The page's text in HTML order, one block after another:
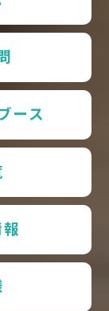
ース